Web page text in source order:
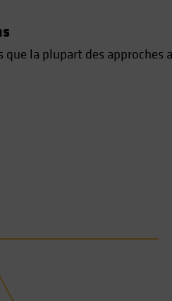
la plupart des approches